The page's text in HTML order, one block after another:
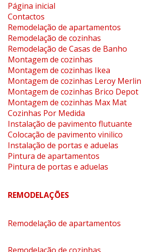
Página inicial
Contactos
Remodelação de apartamentos
Remodelação de cozinhas
Remodelação de Casas de Banho
Montagem de cozinhas
Montagem de cozinhas Ikea
Montagem de cozinhas Leroy Merlin
Montagem de cozinhas Brico Depot
Montagem de cozinhas Max Mat
Cozinhas Por Medida
Instalação de pavimento flutuante
Colocação de pavimento vinilico
Instalação de portas e aduelas
Pintura de apartamentos
Pintura de portas e aduelas
REMODELAÇÕES
Remodelação de apartamentos